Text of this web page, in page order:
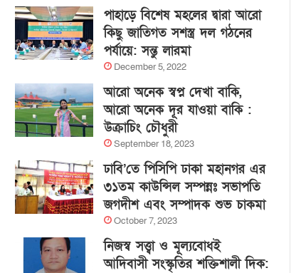
পাহাড়ে বিশেষ মহলের দ্বারা আরো
কিছু জাতিগত সশস্ত্র দল গঠনের
পর্যায়ে: সন্তু লারমা
December 5, 2022
আরো অনেক স্বপ্ন দেখা বাকি,
আরো অনেক দূর যাওয়া বাকি :
উক্রাচিং চৌধুরী
September 18, 2023
ঢাবি’তে পিসিপি ঢাকা মহানগর এর
৩১তম কাউন্সিল সম্পন্নঃ সভাপতি
জগদীশ এবং সম্পাদক শুভ চাকমা
October 7, 2023
নিজস্ব সত্ত্বা ও মূল্যবোধই
আদিবাসী সংস্কৃতির শক্তিশালী দিক: